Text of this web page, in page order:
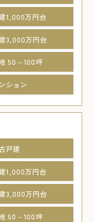
1,000万円台
3,000万円台
50～100坪
ション
戸建
1,000万円台
3,000万円台
50～100坪